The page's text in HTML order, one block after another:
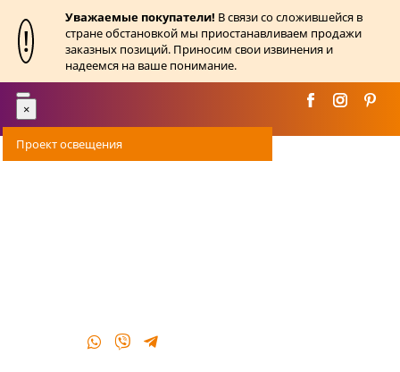
!
Уважаемые покупатели! В связи со сложившейся в
стране обстановкой мы приостанавливаем продажи
заказных позиций. Приносим свои извинения и
надеемся на ваше понимание.
Toggle
navigation
×
Проект освещения